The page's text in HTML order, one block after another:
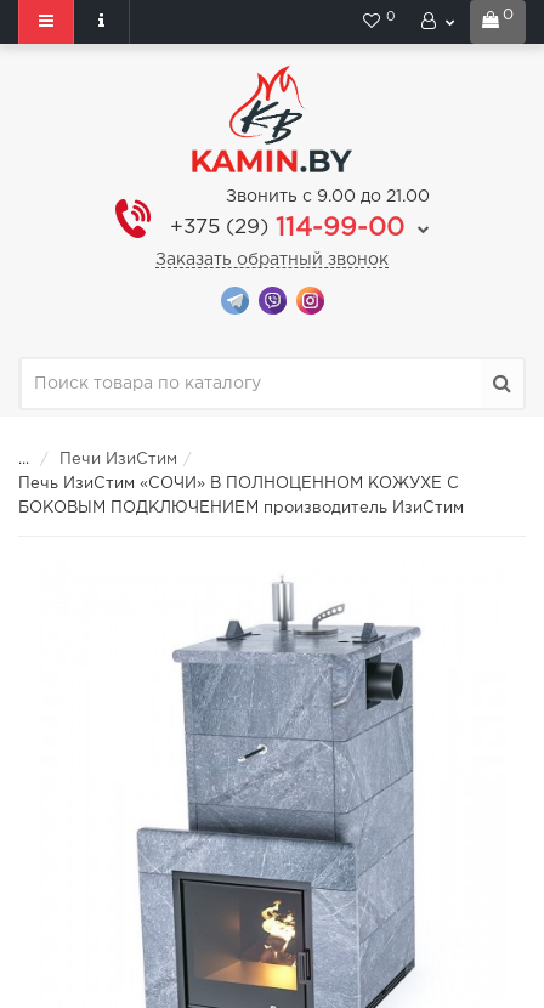
0
0
Звонить с 9.00 до 21.00
+375 (29) 114-99-00
Заказать обратный звонок
...
Печи ИзиСтим
Печь ИзиСтим «СОЧИ» В ПОЛНОЦЕННОМ КОЖУХЕ С
БОКОВЫМ ПОДКЛЮЧЕНИЕМ производитель ИзиСтим